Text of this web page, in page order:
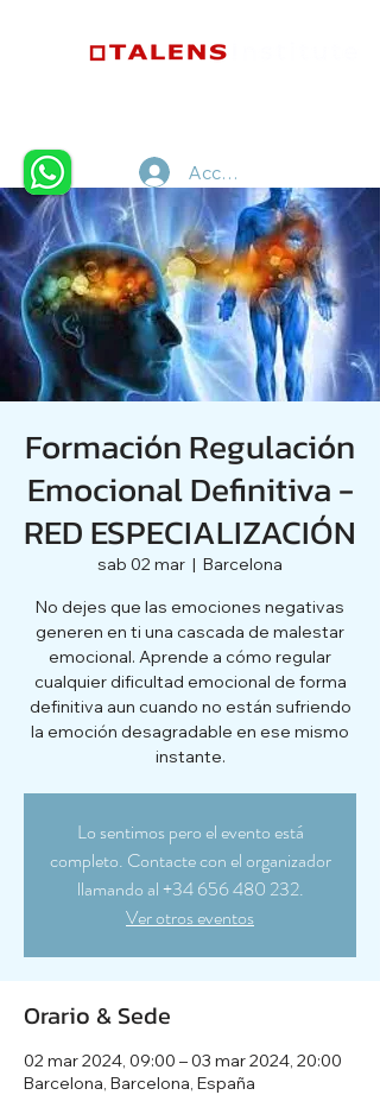
Accedi
Formación Regulación
Emocional Definitiva -
RED ESPECIALIZACIÓN
sab 02 mar
  |
Barcelona
No dejes que las emociones negativas
generen en ti una cascada de malestar
emocional. Aprende a cómo regular
cualquier dificultad emocional de forma
definitiva aun cuando no están sufriendo
la emoción desagradable en ese mismo
instante.
Lo sentimos pero el evento está
completo. Contacte con el organizador
llamando al +34 656 480 232.
Ver otros eventos
Orario & Sede
02 mar 2024, 09:00 – 03 mar 2024, 20:00
Barcelona, Barcelona, España